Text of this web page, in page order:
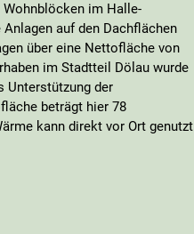
im Halle-
auf den Dachflächen
über eine Nettofläche von
im Stadtteil Dölau wurde
Unterstützung der
beträgt hier 78
kann direkt vor Ort genutzt